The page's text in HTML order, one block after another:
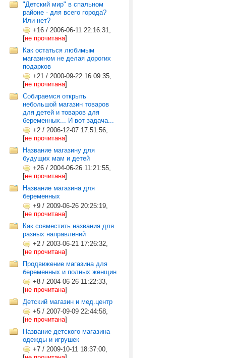
"Детский мир" в спальном
районе - для всего города?
Или нет?
+16 / 2006-06-11 22:16:31,
[не прочитана]
Как остаться любимым
магазином не делая дорогих
подарков
+21 / 2000-09-22 16:09:35,
[не прочитана]
Собираемся открыть
небольшой магазин товаров
для детей и товаров для
беременных... И вот задача...
+2 / 2006-12-07 17:51:56,
[не прочитана]
Название магазину для
будущих мам и детей
+26 / 2004-06-26 11:21:55,
[не прочитана]
Название магазина для
беременных
+9 / 2009-06-26 20:25:19,
[не прочитана]
Как совместить названия для
разных направлений
+2 / 2003-06-21 17:26:32,
[не прочитана]
Продвижение магазина для
беременных и полных женщин
+8 / 2004-06-26 11:22:33,
[не прочитана]
Детский магазин и мед.центр
+5 / 2007-09-09 22:44:58,
[не прочитана]
Название детского магазина
одежды и игрушек
+7 / 2009-10-11 18:37:00,